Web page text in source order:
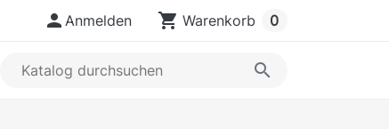
Anmelden shopping_cart Warenkorb 0
search